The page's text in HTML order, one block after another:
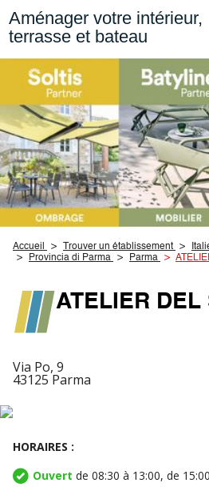
Aménager votre intérieur,
terrasse et bateau
Accueil Trouver un établissement
Provincia di Parma
Parma
ATELIER DEL
Via Po, 9
43125 Parma
HORAIRES :
Ouvert de 08:30 à 13:00, de